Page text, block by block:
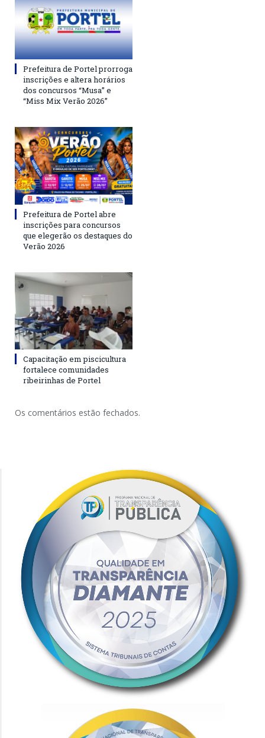
Prefeitura de Portel prorroga
inscrições e altera horários
dos concursos “Musa” e
“Miss Mix Verão 2026”
Prefeitura de Portel abre
inscrições para concursos
que elegerão os destaques do
Verão 2026
Capacitação em piscicultura
fortalece comunidades
ribeirinhas de Portel
Os comentários estão fechados.